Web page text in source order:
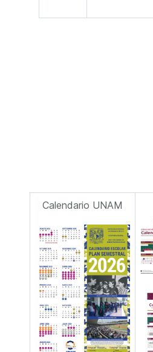
Calendario UNAM